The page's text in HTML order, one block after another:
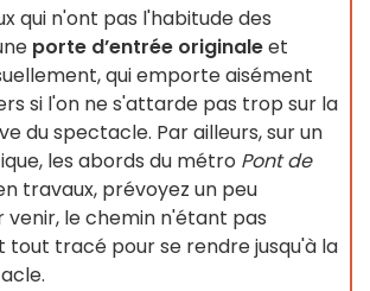
qui n'ont pas l'habitude des
porte d’entrée originaleet
qui emporte aisément
si l'on ne s'attarde pas trop sur la
du spectacle. Par ailleurs, sur un
les abords du métro Pont de
travaux, prévoyez un peu
venir, le chemin n'étant pas
tracé pour se rendre jusqu'à la